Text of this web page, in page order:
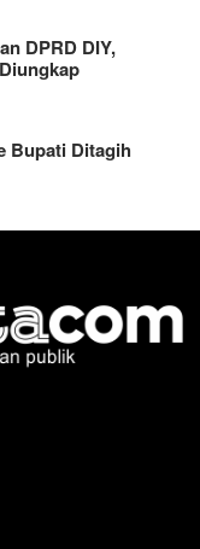
DPRD DIY,
Bupati Ditagih